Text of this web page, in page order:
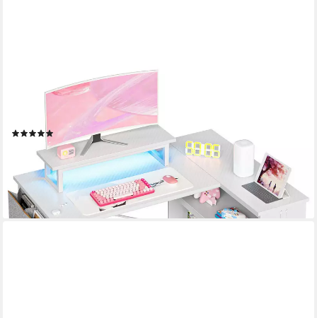
Computertisch Schreibtisch mit RGB-Beleuchtung und
Halterungen (107x80x89cm Reversibler Gamingtisch mit
Stauraum, Monitorständer), Eckschreibtisch Breite 107 cm
95,99 € UVP239,99 €
lieferbar - in 6-7 Werktagen bei dir